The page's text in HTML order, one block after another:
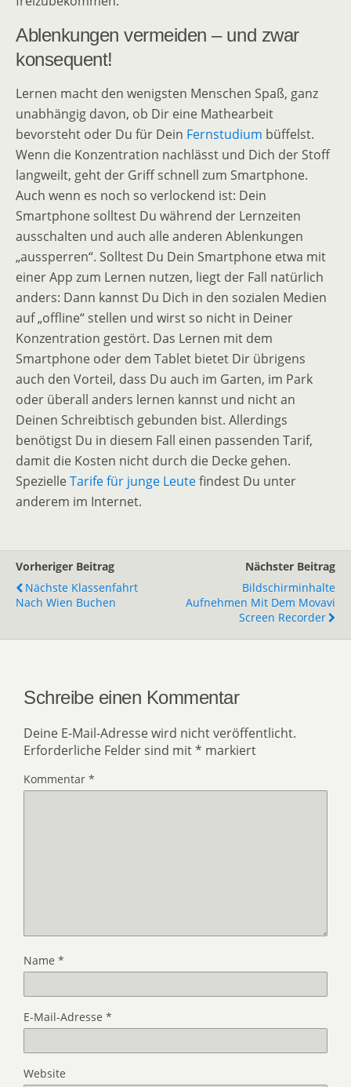
Ablenkungen vermeiden – und zwar
konsequent!
Lernen macht den wenigsten Menschen Spaß, ganz
unabhängig davon, ob Dir eine Mathearbeit
bevorsteht oder Du für Dein Fernstudium büffelst.
Wenn die Konzentration nachlässt und Dich der Stoff
langweilt, geht der Griff schnell zum Smartphone.
Auch wenn es noch so verlockend ist: Dein
Smartphone solltest Du während der Lernzeiten
ausschalten und auch alle anderen Ablenkungen
„aussperren“. Solltest Du Dein Smartphone etwa mit
einer App zum Lernen nutzen, liegt der Fall natürlich
anders: Dann kannst Du Dich in den sozialen Medien
auf „offline“ stellen und wirst so nicht in Deiner
Konzentration gestört. Das Lernen mit dem
Smartphone oder dem Tablet bietet Dir übrigens
auch den Vorteil, dass Du auch im Garten, im Park
oder überall anders lernen kannst und nicht an
Deinen Schreibtisch gebunden bist. Allerdings
benötigst Du in diesem Fall einen passenden Tarif,
damit die Kosten nicht durch die Decke gehen.
SpezielleTarife für junge Leutefindest Du unter
anderem im Internet.
Vorheriger Beitrag
Nächste Klassenfahrt
Nach Wien Buchen
Nächster Beitrag
Bildschirminhalte
Aufnehmen Mit Dem Movavi
Screen Recorder
Schreibe einen Kommentar
Deine E-Mail-Adresse wird nicht veröffentlicht.
Erforderliche Felder sind mit* markiert
Kommentar *
Name *
E-Mail-Adresse *
Website